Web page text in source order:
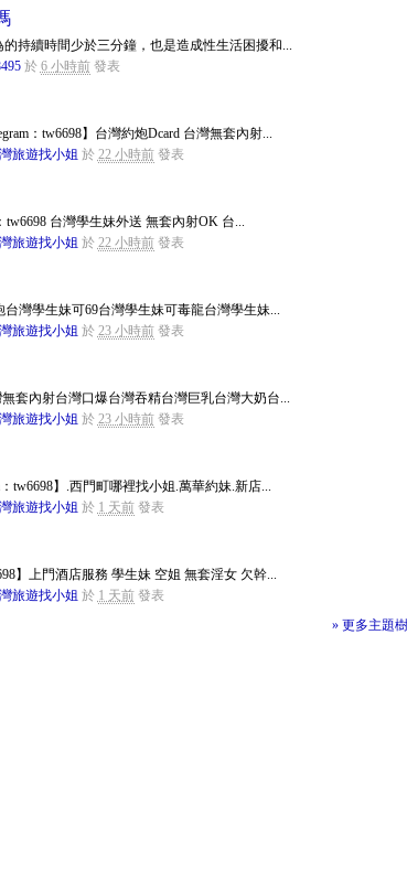
持續時間少於三分鐘，也是造成性生活困擾和...
於 6 小時前發表
：tw6698】台灣約炮Dcard 台灣無套內射...
旅遊找小姐 於 22 小時前發表
tw6698 台灣學生妹外送 無套內射OK 台...
旅遊找小姐 於 22 小時前發表
台灣學生妹可69台灣學生妹可毒龍台灣學生妹...
旅遊找小姐 於 23 小時前發表
無套內射台灣口爆台灣吞精台灣巨乳台灣大奶台...
旅遊找小姐 於 23 小時前發表
tw6698】.西門町哪裡找小姐.萬華約妹.新店...
旅遊找小姐 於 1 天前發表
】上門酒店服務 學生妹 空姐 無套淫女 欠幹...
旅遊找小姐 於 1 天前發表
» 更多主題樹